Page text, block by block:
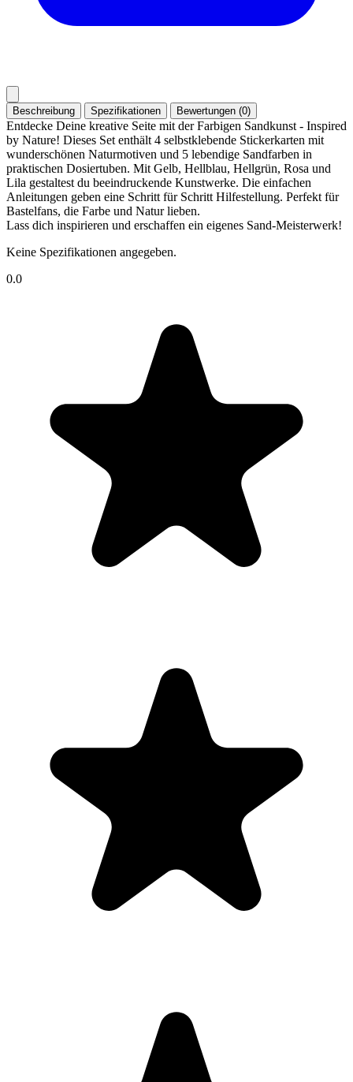
Beschreibung Spezifikationen Bewertungen (0)
Entdecke Deine kreative Seite mit der Farbigen Sandkunst - Inspired
by Nature! Dieses Set enthält 4 selbstklebende Stickerkarten mit
wunderschönen Naturmotiven und 5 lebendige Sandfarben in
praktischen Dosiertuben. Mit Gelb, Hellblau, Hellgrün, Rosa und
Lila gestaltest du beeindruckende Kunstwerke. Die einfachen
Anleitungen geben eine Schritt für Schritt Hilfestellung. Perfekt für
Bastelfans, die Farbe und Natur lieben.
Lass dich inspirieren und erschaffen ein eigenes Sand-Meisterwerk!
Keine Spezifikationen angegeben.
0.0